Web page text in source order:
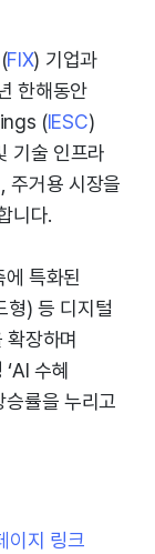
FIX) 기업과
한해동안
(IESC)
기술 인프라
주거용 시장을
니다.
특화된
형) 등 디지털
장하며
수혜
승률을 누리고
이지 링크